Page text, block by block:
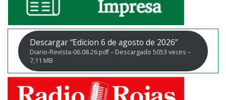
Descargar “Edicion 6 de agosto de 2026”
Diario-Revista-06.08.26.pdf – Descargado 5053 veces –
7,11 MB